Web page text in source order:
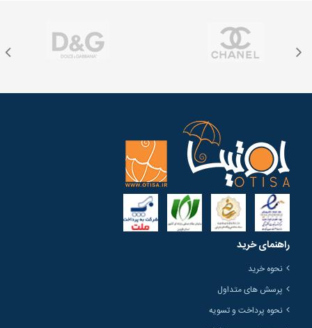
راهنمای خرید
نحوه خرید
پرسش های متداول
نحوه پرداخت و تسویه